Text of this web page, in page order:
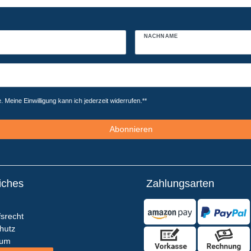
NACHNAME
Meine Einwilligung kann ich jederzeit widerrufen.**
Abonnieren
Zahlungsarten